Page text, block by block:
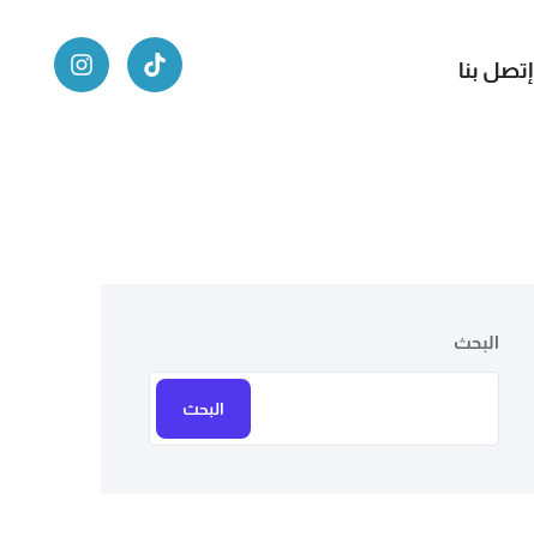
إتصل بنا
البحث
البحث